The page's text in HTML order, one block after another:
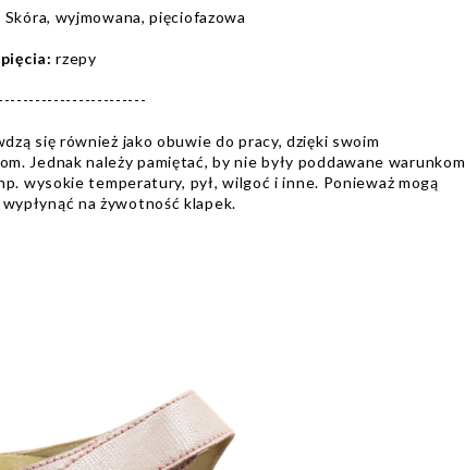
Skóra, wyjmowana, pięciofazowa
rzepy
się również jako obuwie do pracy, dzięki swoim
Jednak należy pamiętać, by nie były poddawane warunkom
wysokie temperatury, pył, wilgoć i inne. Ponieważ mogą
na żywotność klapek.